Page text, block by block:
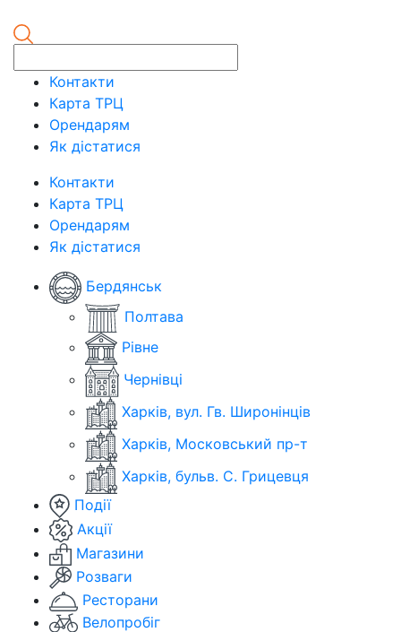
Контакти
Карта ТРЦ
Орендарям
Як дістатися
Контакти
Карта ТРЦ
Орендарям
Як дістатися
Бердянськ
Полтава
Рівне
Чернівці
Харків, вул. Гв. Широнінців
Харків, Московський пр-т
Харків, бульв. С. Грицевця
Події
Акції
Магазини
Розваги
Ресторани
Велопробіг